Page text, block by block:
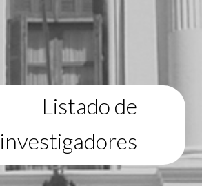
Listado de
investigadores